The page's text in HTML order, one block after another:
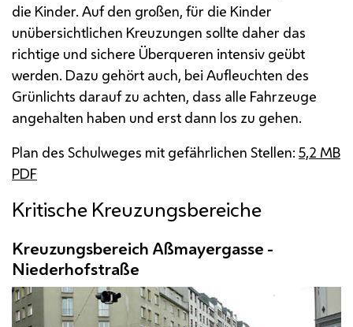
die Kinder. Auf den großen, für die Kinder
unübersichtlichen Kreuzungen sollte daher das
richtige und sichere Überqueren intensiv geübt
werden. Dazu gehört auch, bei Aufleuchten des
Grünlichts darauf zu achten, dass alle Fahrzeuge
angehalten haben und erst dann los zu gehen.
Plan des Schulweges mit gefährlichen Stellen: 5,2 MB
PDF
Kritische Kreuzungsbereiche
Kreuzungsbereich Aßmayergasse -
Niederhofstraße